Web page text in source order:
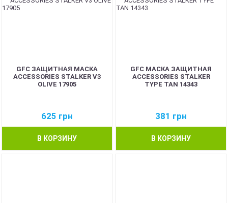
GFC ЗАЩИТНАЯ МАСКА
ACCESSORIES STALKER V3
OLIVE 17905
625 грн
В КОРЗИНУ
GFC МАСКА ЗАЩИТНАЯ
ACCESSORIES STALKER
TYPE TAN 14343
381 грн
В КОРЗИНУ